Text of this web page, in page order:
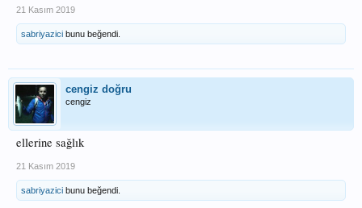
21 Kasım 2019
sabriyazici bunu beğendi.
cengiz doğru
cengiz
ellerine sağlık
21 Kasım 2019
sabriyazici bunu beğendi.